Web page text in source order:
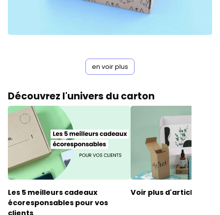
en voir plus
Découvrez l'univers du carton
Les 5 meilleurs cadeaux
écoresponsables pour vos
clients
Voir plus d'articles